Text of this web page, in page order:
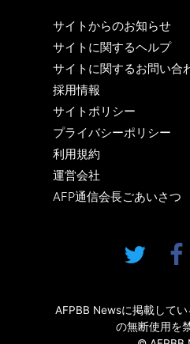
サイトからのお知らせ
サイトに関するヘルプ
サイトに関するお問い合
採用情報
サイトポリシー
プライバシーポリシー
利用規約
運営会社
AFP通信会長ごあいさつ
AFPBB Newsに掲載して
の無断使用を